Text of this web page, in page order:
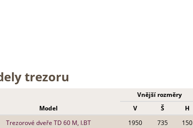
trezoru
Model
Vnější rozměry
V
Š H
Trezorové dveře TD 60 M, I.BT
1950 735 150